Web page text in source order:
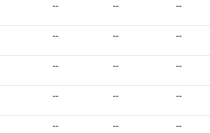
-- -- --
-- -- --
-- -- --
-- -- --
-- -- --